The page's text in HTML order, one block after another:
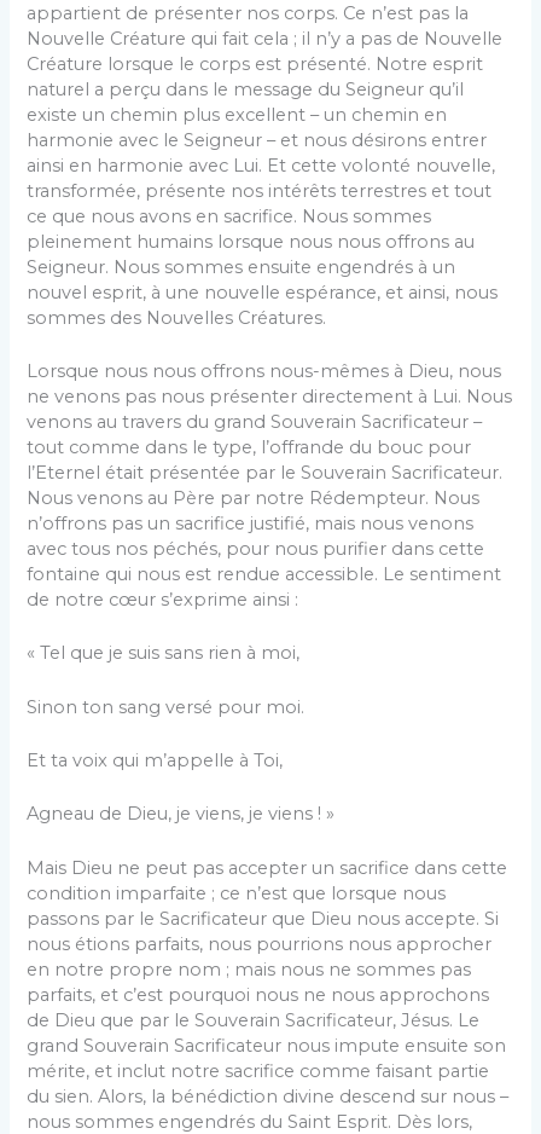
appartient de présenter nos corps. Ce n’est pas la
Nouvelle Créature qui fait cela ; il n’y a pas de Nouvelle
Créature lorsque le corps est présenté. Notre esprit
naturel a perçu dans le message du Seigneur qu’il
existe un chemin plus excellent – un chemin en
harmonie avec le Seigneur – et nous désirons entrer
ainsi en harmonie avec Lui. Et cette volonté nouvelle,
transformée, présente nos intérêts terrestres et tout
ce que nous avons en sacrifice. Nous sommes
pleinement humains lorsque nous nous offrons au
Seigneur. Nous sommes ensuite engendrés à un
nouvel esprit, à une nouvelle espérance, et ainsi, nous
sommes des Nouvelles Créatures.
Lorsque nous nous offrons nous-mêmes à Dieu, nous
ne venons pas nous présenter directement à Lui. Nous
venons au travers du grand Souverain Sacrificateur –
tout comme dans le type, l’offrande du bouc pour
l’Eternel était présentée par le Souverain Sacrificateur.
Nous venons au Père par notre Rédempteur. Nous
n’offrons pas un sacrifice justifié, mais nous venons
avec tous nos péchés, pour nous purifier dans cette
fontaine qui nous est rendue accessible. Le sentiment
de notre cœur s’exprime ainsi :
« Tel que je suis sans rien à moi,
Sinon ton sang versé pour moi.
Et ta voix qui m’appelle à Toi,
Agneau de Dieu, je viens, je viens ! »
Mais Dieu ne peut pas accepter un sacrifice dans cette
condition imparfaite ; ce n’est que lorsque nous
passons par le Sacrificateur que Dieu nous accepte. Si
nous étions parfaits, nous pourrions nous approcher
en notre propre nom ; mais nous ne sommes pas
parfaits, et c’est pourquoi nous ne nous approchons
de Dieu que par le Souverain Sacrificateur, Jésus. Le
grand Souverain Sacrificateur nous impute ensuite son
mérite, et inclut notre sacrifice comme faisant partie
du sien. Alors, la bénédiction divine descend sur nous –
nous sommes engendrés du Saint Esprit. Dès lors,